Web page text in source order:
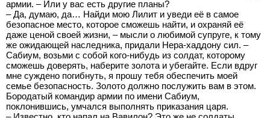
армии. – Или у вас есть другие планы?
– Да, думаю, да… Найди мою Лилит и уведи её в самое
безопасное место, которое сможешь найти, и охраняй её
даже ценой своей жизни, – мысли о любимой супруге, к тому
же ожидающей наследника, придали Нера-хаддону сил. –
Сабиум, возьми с собой кого-нибудь из солдат, которому
сможешь доверять, наберите золота и убегайте. Если вдруг
мне суждено погибнуть, я прошу тебя обеспечить моей
семье безопасность. Золото должно послужить вам в этом.
Бородатый командир армии по имени Сабиум,
поклонившись, умчался выполнять приказания царя.